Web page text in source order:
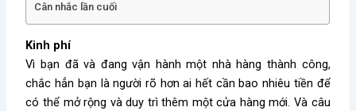
Cân nhắc lần cuối
Kinh phí
Vì bạn đã và đang vận hành một nhà hàng thành công,
chắc hẳn bạn là người rõ hơn ai hết cần bao nhiêu tiền để
có thể mở rộng và duy trì thêm một cửa hàng mới.Và câu